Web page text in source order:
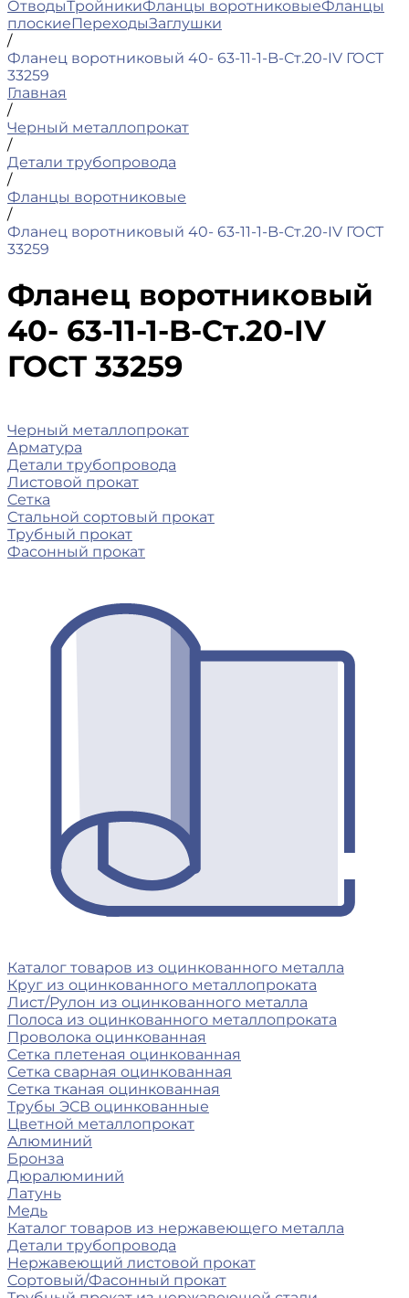
ОтводыТройникиФланцы воротниковыеФланцы
плоскиеПереходыЗаглушки
/
Фланец воротниковый 40- 63-11-1-B-Ст.20-IV ГОСТ
33259
Главная
/
Черный металлопрокат
/
Детали трубопровода
/
Фланцы воротниковые
/
Фланец воротниковый 40- 63-11-1-B-Ст.20-IV ГОСТ
33259
Фланец воротниковый
40- 63-11-1-B-Ст.20-IV
ГОСТ 33259
Черный металлопрокат
Арматура
Детали трубопровода
Листовой прокат
Сетка
Стальной сортовый прокат
Трубный прокат
Фасонный прокат
Каталог товаров из оцинкованного металла
Круг из оцинкованного металлопроката
Лист/Рулон из оцинкованного металла
Полоса из оцинкованного металлопроката
Проволока оцинкованная
Сетка плетеная оцинкованная
Сетка сварная оцинкованная
Сетка тканая оцинкованная
Трубы ЭСВ оцинкованные
Цветной металлопрокат
Алюминий
Бронза
Дюралюминий
Латунь
Медь
Каталог товаров из нержавеющего металла
Детали трубопровода
Нержавеющий листовой прокат
Сортовый/Фасонный прокат